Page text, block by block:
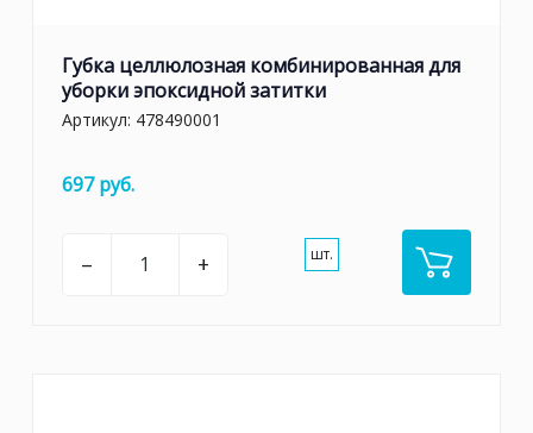
Губка целлюлозная комбинированная для
уборки эпоксидной затитки
Артикул: 478490001
697 руб.
– + шт.